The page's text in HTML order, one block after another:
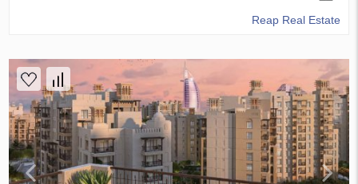
Reap Real Estate